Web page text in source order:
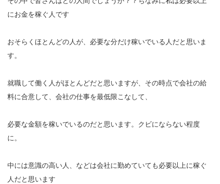
にお金を稼ぐ人です
おそらくほとんどの人が、必要な分だけ稼いでいる人だと思いま
す。
就職して働く人がほとんどだと思いますが、その時点で会社の給
料に合意して、会社の仕事を最低限こなして、
必要な金額を稼いでいるのだと思います。クビにならない程度
に。
中には意識の高い人、などは会社に勤めていても必要以上に稼ぐ
人だと思います